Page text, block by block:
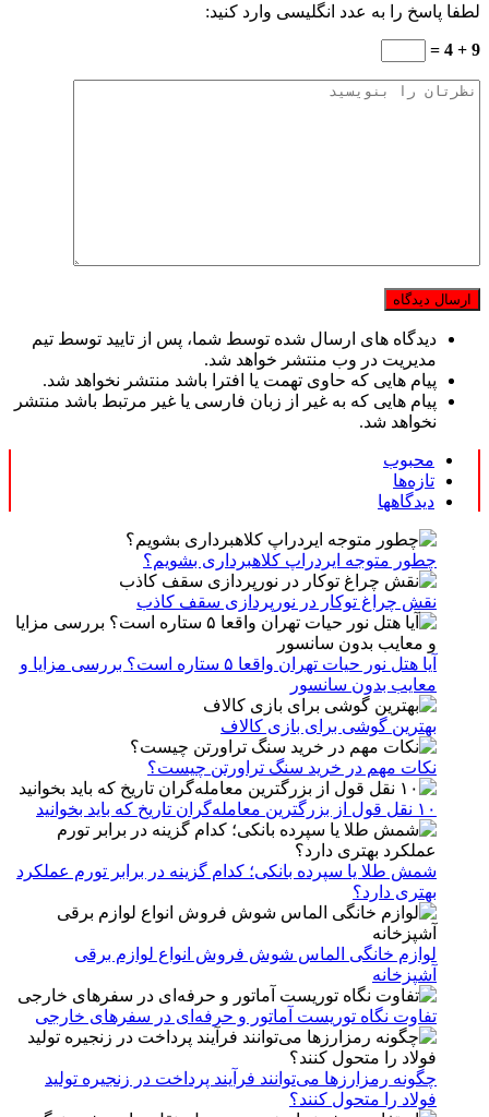
لطفا پاسخ را به عدد انگلیسی وارد کنید:
9 + 4 =
دیدگاه های ارسال شده توسط شما، پس از تایید توسط تیم
مدیریت در وب منتشر خواهد شد.
پیام هایی که حاوی تهمت یا افترا باشد منتشر نخواهد شد.
پیام هایی که به غیر از زبان فارسی یا غیر مرتبط باشد منتشر
نخواهد شد.
محبوب
تازه‌ها
دیدگاهها
چطور متوجه ایردراپ کلاهبرداری بشویم؟
نقش چراغ توکار در نورپردازی سقف کاذب
آیا هتل نور حیات تهران واقعا ۵ ستاره است؟ بررسی مزایا و
معایب بدون سانسور
بهترین گوشی برای بازی کالاف
نکات مهم در خرید سنگ تراورتن چیست؟
۱۰ نقل قول از بزرگترین معامله‌گران تاریخ که باید بخوانید
شمش طلا یا سپرده بانکی؛ کدام گزینه در برابر تورم عملکرد
بهتری دارد؟
لوازم خانگی الماس شوش فروش انواع لوازم برقی
آشپزخانه
تفاوت نگاه توریست آماتور و حرفه‌ای در سفرهای خارجی
چگونه رمزارزها می‌توانند فرآیند پرداخت در زنجیره تولید
فولاد را متحول کنند؟